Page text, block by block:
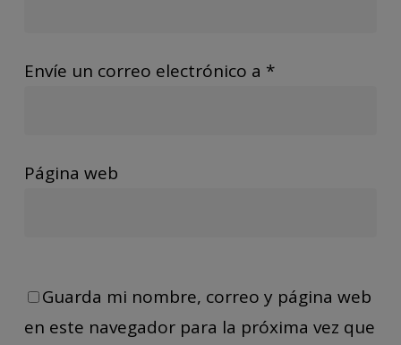
Envíe un correo electrónico a *
Página web
Guarda mi nombre, correo y página web
en este navegador para la próxima vez que